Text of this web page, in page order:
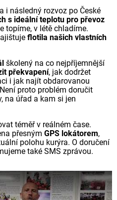
i následný rozvoz po České
s ideální teplotu pro převoz
topíme, v létě chladíme.
flotila našich vlastních
školený na co nejpříjemnější
překvapení, jak dodržet
i jak najít obdarovanou
proto problém doručit
na úřad a kam si jen
téměř v reálném čase.
přesným GPS lokátorem,
polohu kurýra. O doručení
také SMS zprávou.